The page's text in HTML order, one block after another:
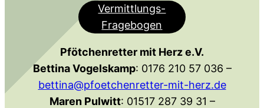
Vermittlungs-
Fragebogen
Pfötchenretter mit Herz e.V.
Bettina Vogelskamp: 0176 210 57 036 –
bettina@pfoetchenretter-mit-herz.de
Maren Pulwitt: 01517 287 39 31 –